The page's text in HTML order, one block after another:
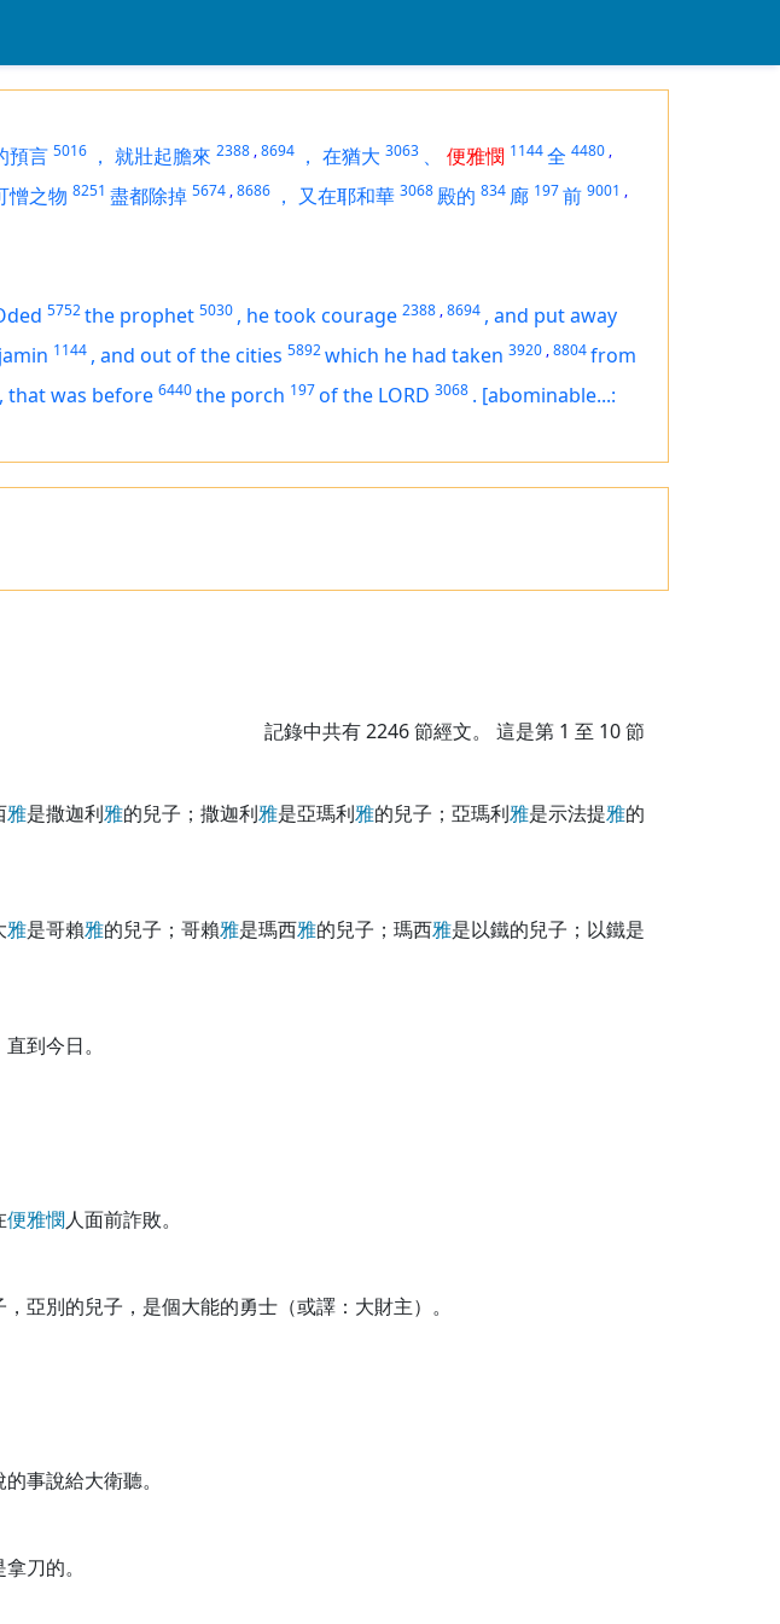
預言 5016 ， 就壯起膽來 2388 ,8694 ， 在猶大 3063 、 便雅憫 1144全 4480 ,
憎之物 8251 盡都除掉 5674 ,8686 ， 又在耶和華 3068 殿的 834 廊 197前 9001 ,
5752the prophet 5030 , he took courage 2388 ,8694 , and put away
1144 , and out of the cities 5892which he had taken 3920 ,8804from
, thatwas before 6440the porch 197of the LORD 3068 . [abominable...:
記錄中共有2246節經文。 這是第 1 至 10 節
雅是撒迦利雅的兒子；撒迦利雅是亞瑪利雅的兒子；亞瑪利雅是示法提雅的
雅是哥賴雅的兒子；哥賴雅是瑪西雅的兒子；瑪西雅是以鐵的兒子；以鐵是
到今日。
便雅憫人面前詐敗。
亞別的兒子，是個大能的勇士（或譯：大財主）。
事說給大衛聽。
刀的。